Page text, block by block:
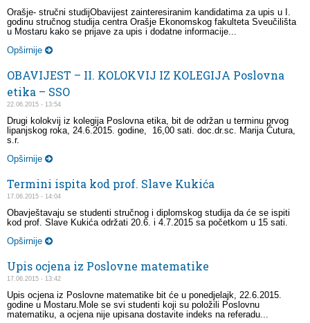
Orašje- stručni studijObavijest zainteresiranim kandidatima za upis u I.
godinu stručnog studija centra Orašje Ekonomskog fakulteta Sveučilišta
u Mostaru kako se prijave za upis i dodatne informacije...
Opširnije
OBAVIJEST – II. KOLOKVIJ IZ KOLEGIJA Poslovna
etika – SSO
22.06.2015 - 13:54
Drugi kolokvij iz kolegija Poslovna etika, bit de održan u terminu prvog
lipanjskog roka, 24.6.2015. godine, 16,00 sati. doc.dr.sc. Marija Čutura,
s.r.
Opširnije
Termini ispita kod prof. Slave Kukića
17.06.2015 - 14:04
Obavještavaju se studenti stručnog i diplomskog studija da će se ispiti
kod prof. Slave Kukića održati 20.6. i 4.7.2015 sa početkom u 15 sati.
Opširnije
Upis ocjena iz Poslovne matematike
17.06.2015 - 13:42
Upis ocjena iz Poslovne matematike bit će u ponedjelajk, 22.6.2015.
godine u Mostaru.Mole se svi studenti koji su položili Poslovnu
matematiku, a ocjena nije upisana dostavite indeks na referadu...